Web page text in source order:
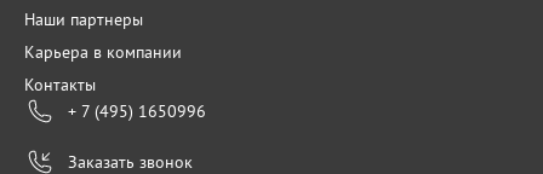
Наши партнеры
Карьера в компании
Контакты
+ 7 (495) 1650996
Заказать звонок